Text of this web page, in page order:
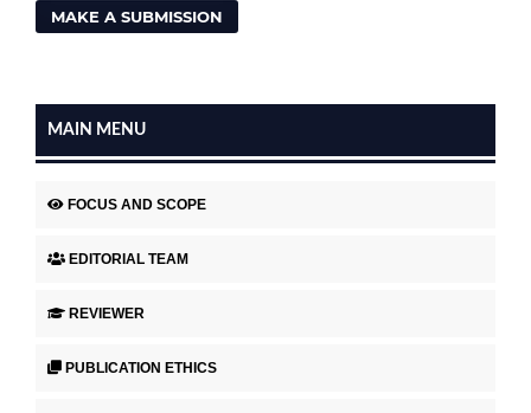
MAKE A SUBMISSION
MAIN MENU
FOCUS AND SCOPE
EDITORIAL TEAM
REVIEWER
PUBLICATION ETHICS